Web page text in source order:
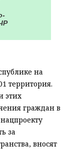
на
территория.
этих
граждан в
за
вносят